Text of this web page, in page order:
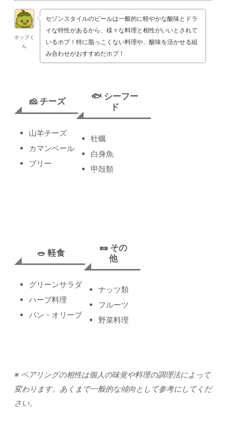
ホップく
ん
セゾンスタイルのビールは一般的に軽やかな酸味とドラ
イな特性があるから、様々な料理と相性がいいとされて
いるホプ！特に脂っこくない料理や、酸味を活かせる組
み合わせがおすすめだホプ！
🧀 チーズ
山羊チーズ
カマンベール
ブリー
🐟 シーフー
ド
牡蠣
白身魚
甲殻類
🥗 軽食
グリーンサラダ
ハーブ料理
パン・オリーブ
🥜 その
他
ナッツ類
フルーツ
野菜料理
※ ペアリングの相性は個人の味覚や料理の調理法によって
変わります。あくまで一般的な傾向として参考にしてくだ
さい。